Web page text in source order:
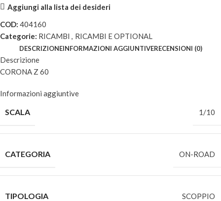
Aggiungi alla lista dei desideri
COD: 404160
Categorie: RICAMBI , RICAMBI E OPTIONAL
DESCRIZIONEINFORMAZIONI AGGIUNTIVERECENSIONI (0)
Descrizione
CORONA Z 60
Informazioni aggiuntive
SCALA 1/10
CATEGORIA ON-ROAD
TIPOLOGIA SCOPPIO